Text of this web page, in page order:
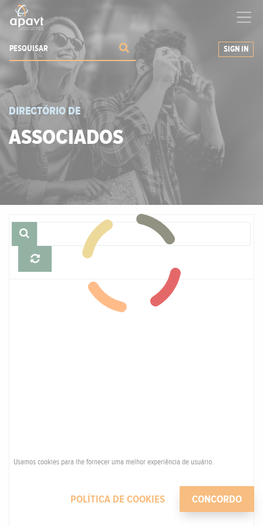
a expandir os seus negócios
SIGN IN
DIRECTÓRIO DE
ASSOCIADOS
Usamos cookies para lhe fornecer uma melhor experiência de usuário.
POLÍTICA DE COOKIES CONCORDO